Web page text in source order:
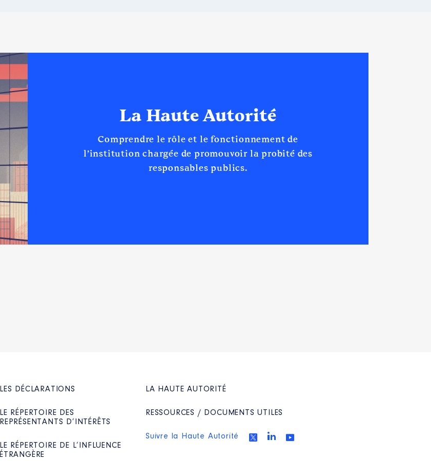
La Haute Autorité
Comprendre le rôle et le fonctionnement de
l’institution chargée de promouvoir la probité des
responsables publics.
LES DÉCLARATIONS
LE RÉPERTOIRE DES
REPRÉSENTANTS D’INTÉRÊTS
LE RÉPERTOIRE DE L’INFLUENCE
ÉTRANGÈRE
LA HAUTE AUTORITÉ
RESSOURCES / DOCUMENTS UTILES
Suivre la Haute Autorité